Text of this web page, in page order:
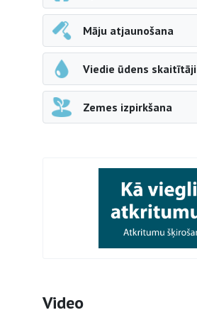
Māju atjaunošana
Viedie ūdens skaitītāji
Zemes izpirkšana
Video